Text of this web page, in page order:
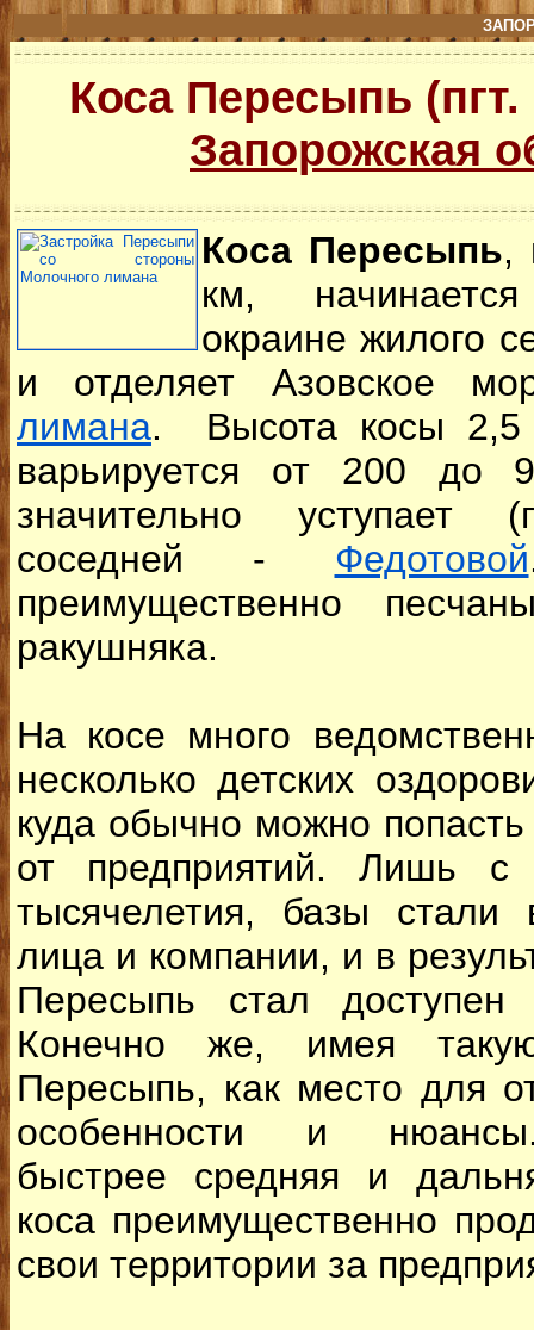
Коса Пересыпь
Запорожская
Коса Пересыпь,
км,
окраине жилого
и отделяет Азовское
лимана. Высота косы 2,5
варьируется от 200 до
значительно уступает
соседней - Федотовой
преимущественно
ракушняка.
На косе много
несколько детских
куда обычно можно
от предприятий. Лишь с
тысячелетия, базы стали
лица и компании, и в
Пересыпь стал
Конечно же, имея
Пересыпь, как место для
особенности и
быстрее средняя и
коса преимущественно
свои территории за